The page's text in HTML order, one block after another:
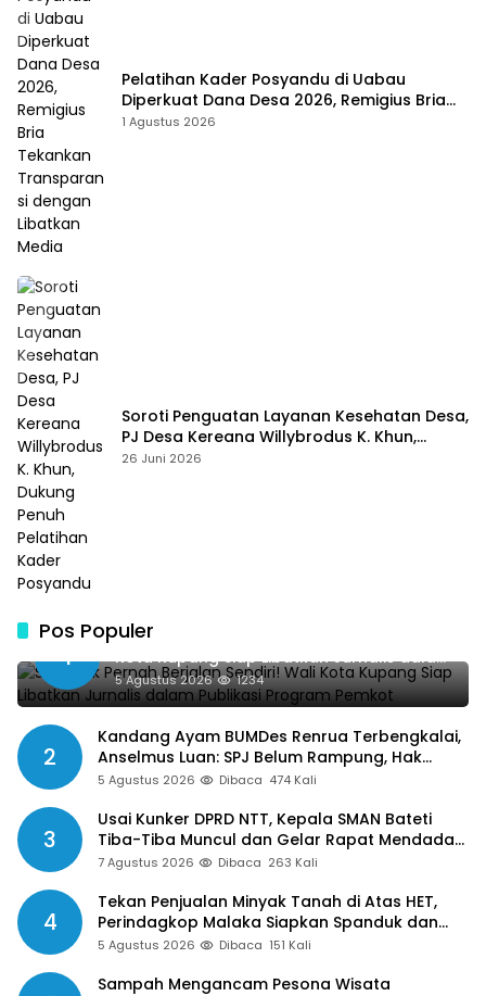
Pelatihan Kader Posyandu di Uabau
Diperkuat Dana Desa 2026, Remigius Bria
Tekankan Transparansi dengan Libatkan
1 Agustus 2026
Soroti Penguatan Layanan Kesehatan Desa,
PJ Desa Kereana Willybrodus K. Khun,
Dukung Penuh Pelatihan Kader Posyandu
26 Juni 2026
Pos Populer
1
SMSI Tak Pernah Berjalan Sendiri! Wali
Kota Kupang Siap Libatkan Jurnalis dalam
Publikasi Program Pemkot
5 Agustus 2026 1234
2
Kandang Ayam BUMDes Renrua Terbengkalai,
Anselmus Luan: SPJ Belum Rampung, Hak
Aparat Desa Sejak Januari Belum Dibayar
5 Agustus 2026 Dibaca 474 Kali
3
Usai Kunker DPRD NTT, Kepala SMAN Bateti
Tiba-Tiba Muncul dan Gelar Rapat Mendadak,
Guru Pertanyakan Hak 15 Persen yang Belum
7 Agustus 2026 Dibaca 263 Kali
4
Tekan Penjualan Minyak Tanah di Atas HET,
Perindagkop Malaka Siapkan Spanduk dan
Nomor Pengaduan
5 Agustus 2026 Dibaca 151 Kali
Sampah Mengancam Pesona Wisata